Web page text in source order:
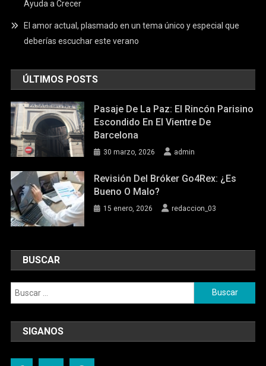
Ayuda a Crecer
El amor actual, plasmado en un tema único y especial que
deberías escuchar este verano
ÚLTIMOS POSTS
Pasaje De La Paz: El Rincón Parisino
Escondido En El Vientre De
Barcelona
30 marzo, 2026 admin
Revisión Del Bróker Go4Rex: ¿Es
Bueno O Malo?
15 enero, 2026 redaccion_03
BUSCAR
Buscar:
SIGANOS